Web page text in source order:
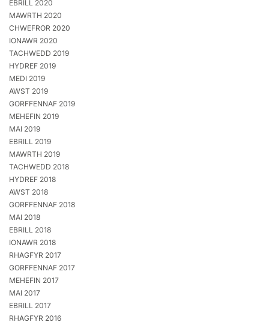
EBRILL 2020
MAWRTH 2020
CHWEFROR 2020
IONAWR 2020
TACHWEDD 2019
HYDREF 2019
MEDI 2019
AWST 2019
GORFFENNAF 2019
MEHEFIN 2019
MAI 2019
EBRILL 2019
MAWRTH 2019
TACHWEDD 2018
HYDREF 2018
AWST 2018
GORFFENNAF 2018
MAI 2018
EBRILL 2018
IONAWR 2018
RHAGFYR 2017
GORFFENNAF 2017
MEHEFIN 2017
MAI 2017
EBRILL 2017
RHAGFYR 2016